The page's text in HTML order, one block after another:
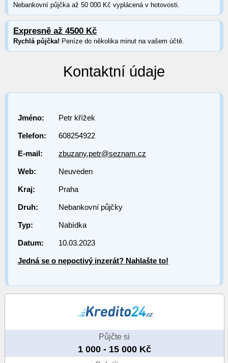
Nebankovní půjčka až 50 000 Kč vyplácená v hotovosti.
Expresně až 4500 Kč
Rychlá půjčka! Peníze do několika minut na vašem účtě.
Kontaktní údaje
Jméno: Petr křížek
Telefon: 608254922
E-mail: zbuzany.petr@seznam.cz
Web: Neuveden
Kraj: Praha
Druh: Nebankovní půjčky
Typ: Nabídka
Datum: 10.03.2023
Jedná se o nepoctivý inzerát? Nahlašte to!
Půjčte si
1 000 - 15 000 Kč